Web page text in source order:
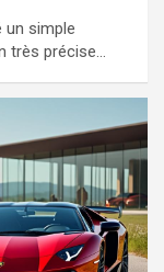
un simple
très précise…